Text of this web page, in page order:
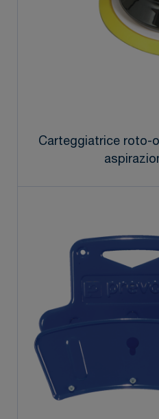
Carteggiatrice roto-